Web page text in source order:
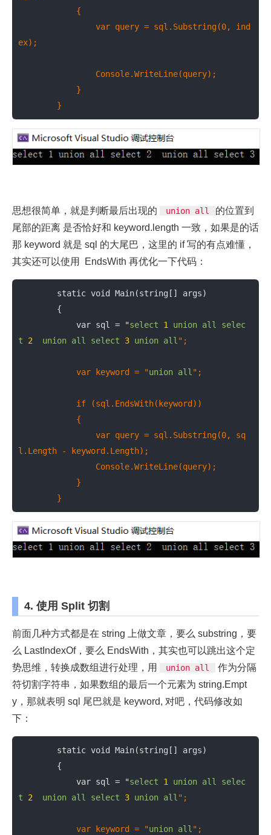
{
var query = sql.Substring(0, ind
ex);
Console.WriteLine(query);
}
}
思想很简单，就是判断最后出现的 union all
的位置到
尾部的距离 是否恰好和 keyword.length 一致，如果是的话
那 keyword 就是 sql 的大尾巴，这里的 if 写的有点难懂，
其实还可以使用 EndsWith 再优化一下代码：
static void Main(string[] args)
{
var sql = "select 1 union all
selec
t
2 union all select 3 union all ";
var keyword = "union all ";
if (sql.EndsWith(keyword))
{
var query = sql.Substring(0, sq
l.Length - keyword.Length);
Console.WriteLine(query);
}
}
4. 使用 Split 切割
前面几种方式都是在 string 上做文章，要么 substring，要
么 LastIndexOf，要么 EndsWith，其实也可以跳出这个定
势思维，转换成数组进行处理，用
union all
作为分隔
符切割字符串，如果数组的最后一个元素为 string.Empt
y，那就表明 sql 尾巴就是 keyword, 对吧，代码修改如
下：
static void Main(string[] args)
{
var sql = "select 1 union all
selec
t
2 union all select 3 union all ";
var keyword = "union all ";